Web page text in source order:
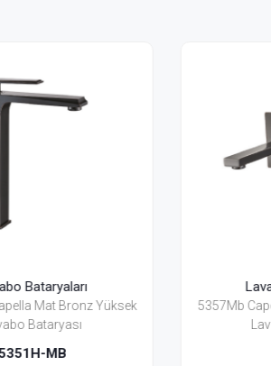
Lavabo Bataryaları
5357Mb Capella Mat Bronz Ankastre
Lavabo Bataryası